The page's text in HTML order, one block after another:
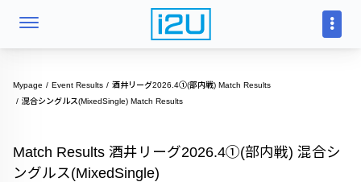
Mypage Event Results
酒井リーグ2026.4①(部内戦) Match Results
混合シングルス(MixedSingle) Match Results
Match Results 酒井リーグ2026.4①(部内戦) 混合シ
ングルス(MixedSingle)